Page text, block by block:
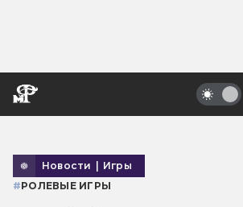
Новости | Игры
#РОЛЕВЫЕ ИГРЫ